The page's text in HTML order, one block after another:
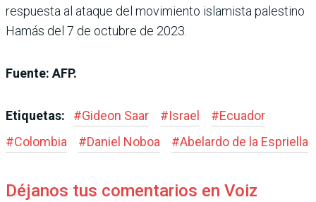
respuesta al ataque del movimiento islamista palestino
Hamás del 7 de octubre de 2023.
Fuente: AFP.
Etiquetas: #Gideon Saar #Israel #Ecuador
#Colombia #Daniel Noboa #Abelardo de la Espriella
Déjanos tus comentarios en Voiz